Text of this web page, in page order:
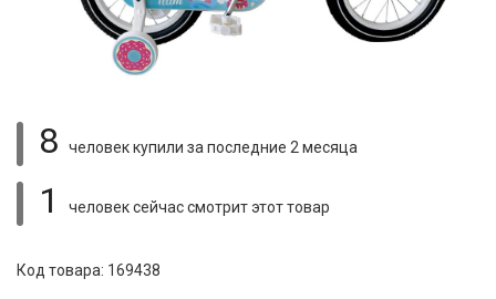
8 человек купили за последние 2 месяца
1 человек сейчас смотритэтот товар
Код товара: 169438